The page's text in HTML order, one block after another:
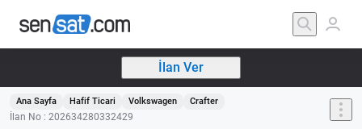
İlan Ver
Ana Sayfa Hafif Ticari Volkswagen Crafter
İlan No : 202634280332429